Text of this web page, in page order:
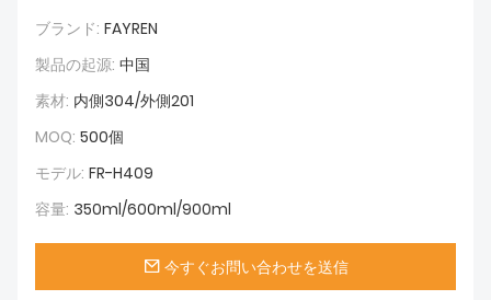
ブランド: FAYREN
製品の起源: 中国
素材: 内側304/外側201
MOQ: 500個
モデル: FR-H409
容量: 350ml/600ml/900ml
今すぐお問い合わせを送信